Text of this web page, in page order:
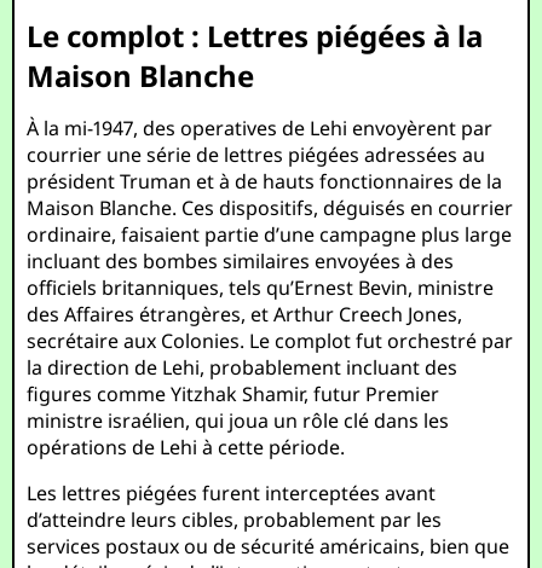
Le complot : Lettres piégées à la
Maison Blanche
À la mi-1947, des operatives de Lehi envoyèrent par
courrier une série de lettres piégées adressées au
président Truman et à de hauts fonctionnaires de la
Maison Blanche. Ces dispositifs, déguisés en courrier
ordinaire, faisaient partie d’une campagne plus large
incluant des bombes similaires envoyées à des
officiels britanniques, tels qu’Ernest Bevin, ministre
des Affaires étrangères, et Arthur Creech Jones,
secrétaire aux Colonies. Le complot fut orchestré par
la direction de Lehi, probablement incluant des
figures comme Yitzhak Shamir, futur Premier
ministre israélien, qui joua un rôle clé dans les
opérations de Lehi à cette période.
Les lettres piégées furent interceptées avant
d’atteindre leurs cibles, probablement par les
services postaux ou de sécurité américains, bien que